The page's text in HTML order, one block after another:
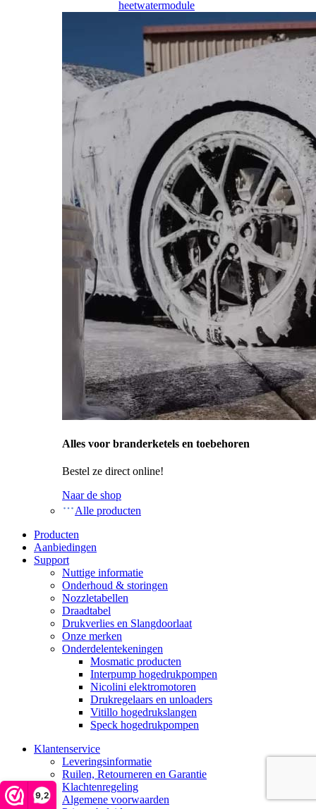
9,2
heetwatermodule
Alles voor branderketels en toebehoren
Bestel ze direct online!
Naar de shop
Alle producten
Producten
Aanbiedingen
Support
Nuttige informatie
Onderhoud & storingen
Nozzletabellen
Draadtabel
Drukverlies en Slangdoorlaat
Onze merken
Onderdelentekeningen
Mosmatic producten
Interpump hogedrukpompen
Nicolini elektromotoren
Drukregelaars en unloaders
Vitillo hogedrukslangen
Speck hogedrukpompen
Klantenservice
Leveringsinformatie
Ruilen, Retourneren en Garantie
Klachtenregeling
Algemene voorwaarden